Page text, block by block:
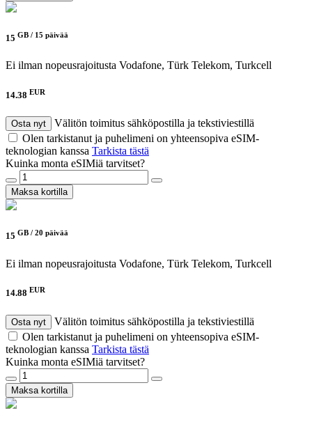
15 GB / 15 päivää
Ei ilman nopeusrajoitusta Vodafone, Türk Telekom, Turkcell
14.38 EUR
Osta nyt
Välitön toimitus sähköpostilla ja tekstiviestillä
Olen tarkistanut ja puhelimeni on yhteensopiva eSIM-
teknologian kanssa Tarkista tästä
Kuinka monta eSIMiä tarvitset?
Maksa kortilla
15 GB / 20 päivää
Ei ilman nopeusrajoitusta Vodafone, Türk Telekom, Turkcell
14.88 EUR
Osta nyt
Välitön toimitus sähköpostilla ja tekstiviestillä
Olen tarkistanut ja puhelimeni on yhteensopiva eSIM-
teknologian kanssa Tarkista tästä
Kuinka monta eSIMiä tarvitset?
Maksa kortilla